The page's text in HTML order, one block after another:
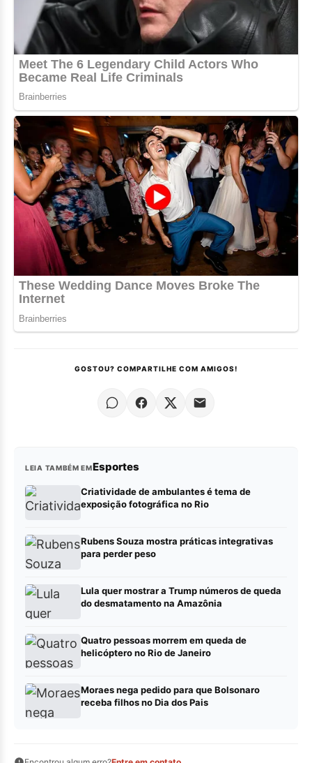
GOSTOU? COMPARTILHE COM AMIGOS!
LEIA TAMBÉM EMEsportes
Criatividade de ambulantes é tema de
exposição fotográfica no Rio
Rubens Souza mostra práticas integrativas
para perder peso
Lula quer mostrar a Trump números de queda
do desmatamento na Amazônia
Quatro pessoas morrem em queda de
helicóptero no Rio de Janeiro
Moraes nega pedido para que Bolsonaro
receba filhos no Dia dos Pais